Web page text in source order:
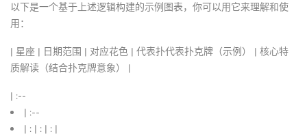
以下是一个基于上述逻辑构建的示例图表，你可以用它来理解和使
用：
| 星座 | 日期范围 | 对应花色 | 代表扑代表扑克牌（示例） | 核心特
质解读（结合扑克牌意象） |
| :--
| :--
| : | : | : |